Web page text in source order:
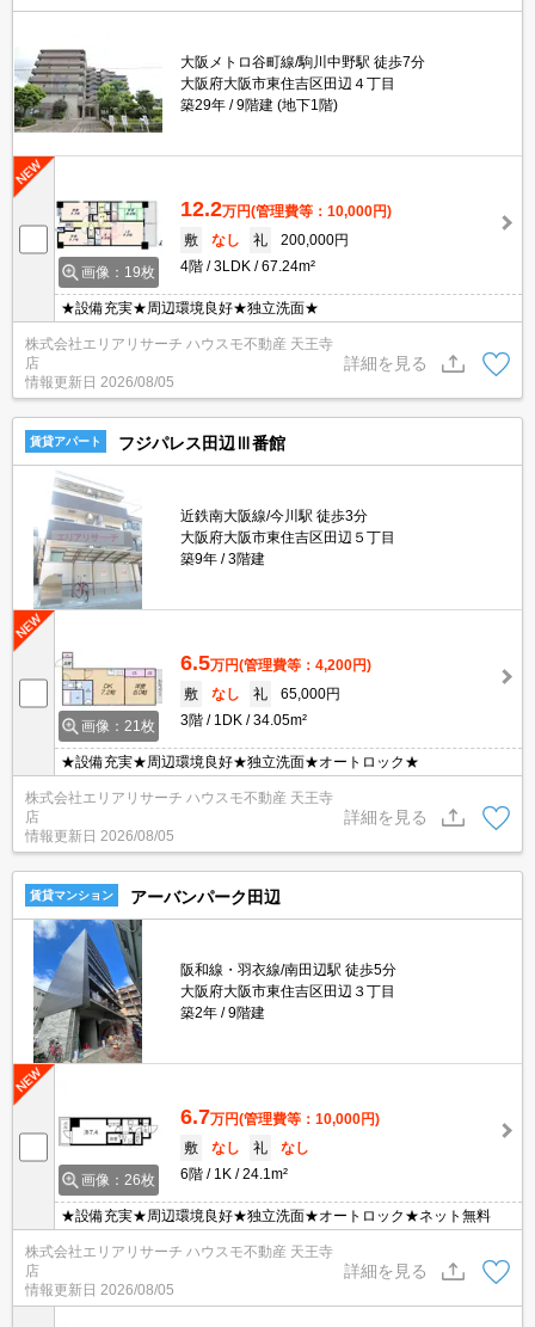
大阪メトロ谷町線/駒川中野駅 徒歩7分
大阪府大阪市東住吉区田辺４丁目
築29年
9階建 (地下1階)
画像：19枚
12.2万円(管理費等：10,000円)
敷
なし 礼
200,000円
4階
3LDK 67.24m²
★設備充実★周辺環境良好★独立洗面★
株式会社エリアリサーチ ハウスモ不動産 天王寺
店
情報更新日 2026/08/05
詳細を見る
賃貸アパート フジパレス田辺Ⅲ番館
近鉄南大阪線/今川駅 徒歩3分
大阪府大阪市東住吉区田辺５丁目
築9年
3階建
画像：21枚
6.5万円(管理費等：4,200円)
敷
なし 礼
65,000円
3階
1DK 34.05m²
★設備充実★周辺環境良好★独立洗面★オートロック★
株式会社エリアリサーチ ハウスモ不動産 天王寺
店
情報更新日 2026/08/05
詳細を見る
賃貸マンション アーバンパーク田辺
阪和線・羽衣線/南田辺駅 徒歩5分
大阪府大阪市東住吉区田辺３丁目
築2年
9階建
画像：26枚
6.7万円(管理費等：10,000円)
敷
なし 礼
なし
6階
1K 24.1m²
★設備充実★周辺環境良好★独立洗面★オートロック★ネット無料
株式会社エリアリサーチ ハウスモ不動産 天王寺
店
情報更新日 2026/08/05
詳細を見る